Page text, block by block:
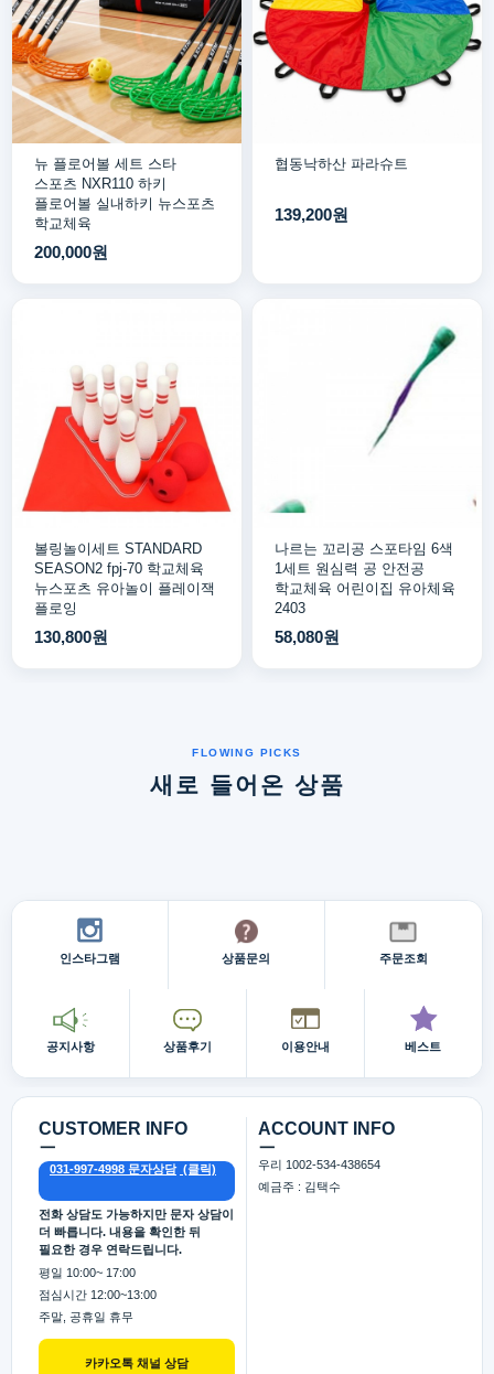
뉴 플로어볼 세트 스타
스포츠 NXR110 하키
플로어볼 실내하키 뉴스포츠
학교체육
200,000원
협동낙하산 파라슈트
139,200원
볼링놀이세트 STANDARD
SEASON2 fpj-70 학교체육
뉴스포츠 유아놀이 플레이잭
플로잉
130,800원
나르는 꼬리공 스포타임 6색
1세트 원심력 공 안전공
학교체육 어린이집 유아체육
2403
58,080원
새로 들어온 상품
인스타그램 상품문의 주문조회
공지사항 상품후기 이용안내 베스트
CUSTOMER INFO
카카오톡 채널 상담
ㅡ
031-997-4998 문자상담
전화 상담도 가능하지만 문자 상담이
더 빠릅니다. 내용을 확인한 뒤
필요한 경우 연락드립니다.
평일 10:00~ 17:00
점심시간 12:00~13:00
주말, 공휴일 휴무
ACCOUNT INFO
ㅡ
우리 1002-534-438654
예금주 : 김택수